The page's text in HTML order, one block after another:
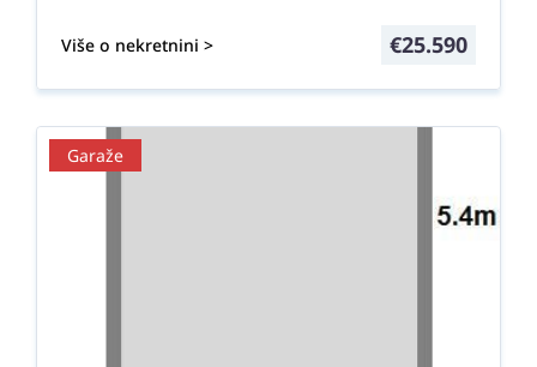
Više o nekretnini > €25.590
Garaže